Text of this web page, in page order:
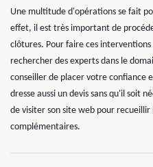
Une multitude d'opérations se fait
effet, il est très important de
clôtures. Pour faire ces
rechercher des experts dans le
conseiller de placer votre confiance
dresse aussi un devis sans qu'il soit
de visiter son site web pour recueillir
complémentaires.